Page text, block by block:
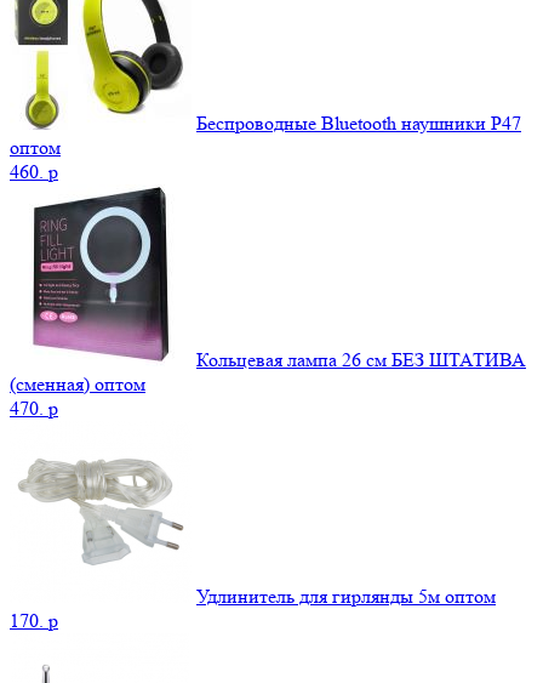
Беспроводные Bluetooth наушники P47
оптом
460. p
Кольцевая лампа 26 см БЕЗ ШТАТИВА
(сменная) оптом
470. p
Удлинитель для гирлянды 5м оптом
170. p